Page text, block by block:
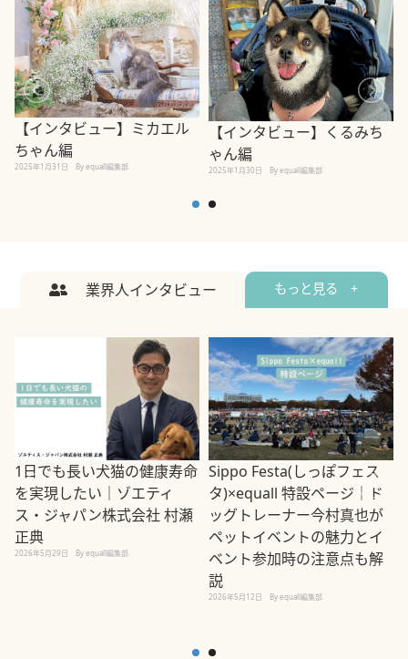
【インタビュー】ミカエル
ちゃん編
2025年1月31日 By equall編集部
【インタビュー】くるみち
ゃん編
2025年1月30日 By equall編集部
業界人インタビュー もっと見る +
1日でも長い犬猫の健康寿命
を実現したい｜ゾエティ
ス・ジャパン株式会社 村瀬
正典
2026年5月29日 By equall編集部
Sippo Festa(しっぽフェス
タ)×equall 特設ページ｜ド
ッグトレーナー今村真也が
ペットイベントの魅力とイ
ベント参加時の注意点も解
説
2026年5月12日 By equall編集部